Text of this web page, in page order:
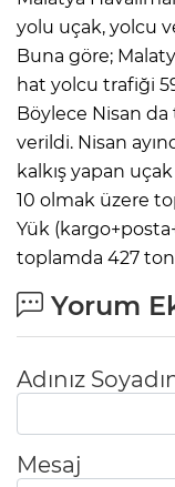
yolu uçak, yolcu
Buna göre;
hat yolcu trafiği
Böylece Nisan
verildi. Nisan
kalkış yapan
10 olmak üzere
Yük
toplamda 427
Yorum
Adınız
Mesaj